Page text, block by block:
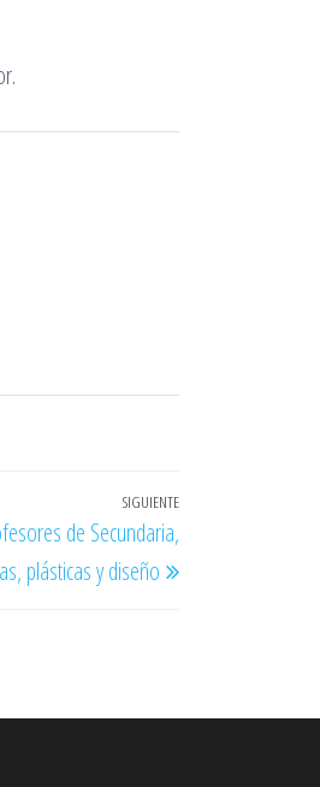
Entrada
SIGUIENTE
de Secundaria,
plásticas y diseño